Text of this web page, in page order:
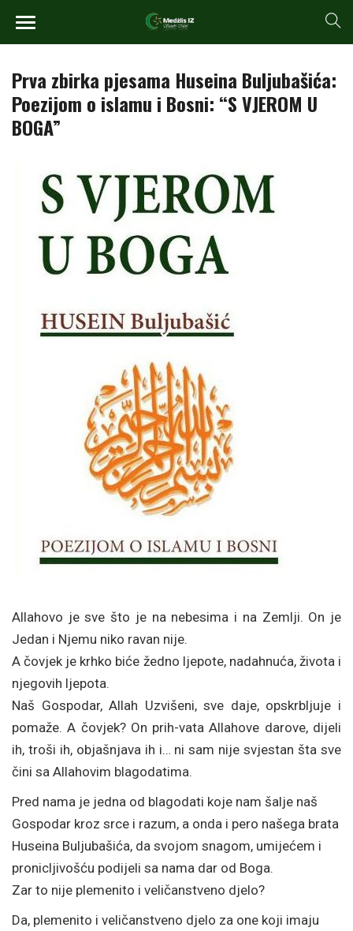
Prva zbirka pjesama Huseina Buljubašića:
Poezijom o islamu i Bosni: “S VJEROM U
BOGA”
Allahovo je sve što je na nebesima i na Zemlji. On je
Jedan i Njemu niko ravan nije.
A čovjek je krhko biće žedno ljepote, nadahnuća, života i
njegovih ljepota.
Naš Gospodar, Allah Uzvišeni, sve daje, opskrbljuje i
pomaže. A čovjek? On prih-vata Allahove darove, dijeli
ih, troši ih, objašnjava ih i… ni sam nije svjestan šta sve
čini sa Allahovim blagodatima.
Pred nama je jedna od blagodati koje nam šalje naš
Gospodar kroz srce i razum, a onda i pero našega brata
Huseina Buljubašića, da svojom snagom, umijećem i
pronicljivošću podijeli sa nama dar od Boga.
Zar to nije plemenito i veličanstveno djelo?
Da, plemenito i veličanstveno djelo za one koji imaju